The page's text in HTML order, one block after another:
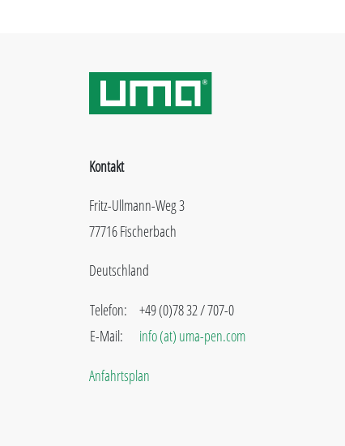
Kontakt
Fritz-Ullmann-Weg 3
77716 Fischerbach
Deutschland
Telefon:
E-Mail:
+49 (0)78 32 / 707-0
info (at) uma-pen.com
Anfahrtsplan